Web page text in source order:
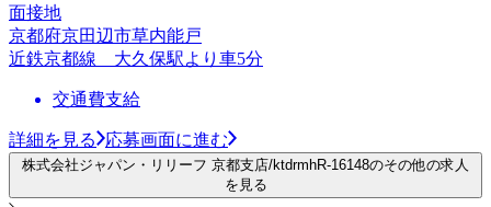
面接地
京都府京田辺市草内能戸
近鉄京都線 大久保駅より車5分
交通費支給
詳細を見る 応募画面に進む
株式会社ジャパン・リリーフ 京都支店/ktdrmhR-16148のその他の求人
を見る